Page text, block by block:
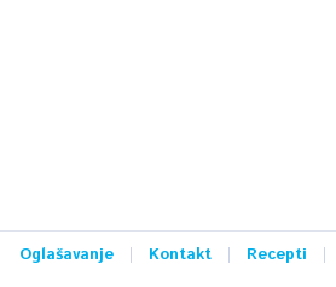
Oglašavanje Kontakt Recepti